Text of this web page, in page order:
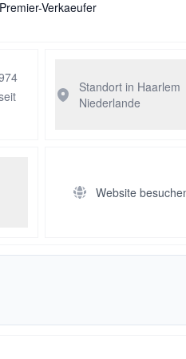
Premier-Verkaeufer
Standort in Haarlem
Niederlande
Website